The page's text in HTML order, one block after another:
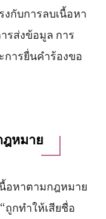
กับการลบเนื้อหา
รส่งข้อมูล การ
ารยื่นคำร้องขอ
ฎหมาย
อหาตามกฎหมาย
ถูกทำให้เสียชื่อ